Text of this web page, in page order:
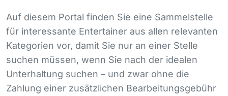
Auf diesem Portal finden Sie eine Sammelstelle
für interessante Entertainer aus allen relevanten
Kategorien vor, damit Sie nur an einer Stelle
suchen müssen, wenn Sie nach der idealen
Unterhaltung suchen – und zwar ohne die
Zahlung einer zusätzlichen Bearbeitungsgebühr